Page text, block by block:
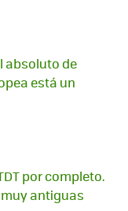
absoluto de
está un
por completo.
antiguas